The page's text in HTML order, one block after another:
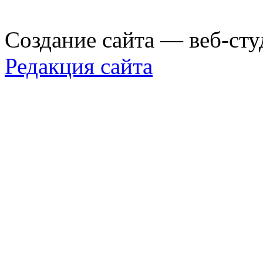
Создание сайта — веб-
Редакция сайта